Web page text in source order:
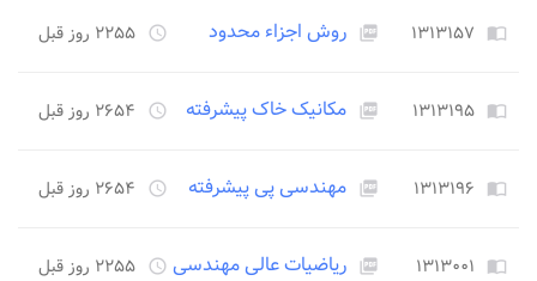
import_contacts ۱۳۱۳۱۵۷ picture_as_pdf روش اجزاء محدود access_time ۲۲۵۵ روز قبل
import_contacts ۱۳۱۳۱۹۵ picture_as_pdf مکانیک خاک پیشرفته access_time ۲۶۵۴ روز قبل
import_contacts ۱۳۱۳۱۹۶ picture_as_pdf مهندسی پی پیشرفته access_time ۲۶۵۴ روز قبل
import_contacts ۱۳۱۳۰۰۱ picture_as_pdf ریاضیات عالی مهندسی access_time ۲۲۵۵ روز قبل